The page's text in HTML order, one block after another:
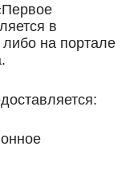
в
на портале